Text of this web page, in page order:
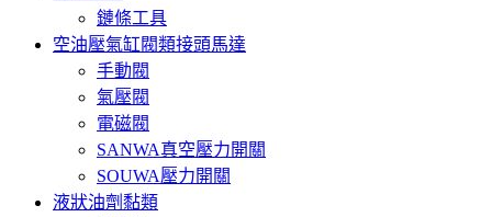
鏈條工具
空油壓氣缸閥類接頭馬達
手動閥
氣壓閥
電磁閥
SANWA真空壓力開關
SOUWA壓力開關
液狀油劑黏類